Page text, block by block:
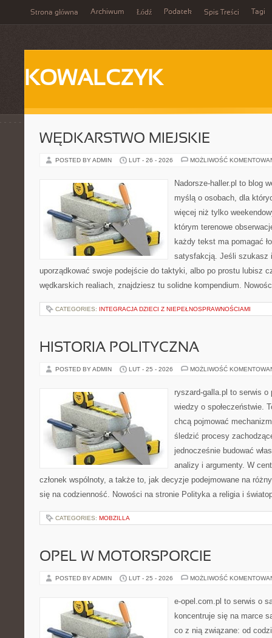
Strona główna Archiwum Łódź Podatek Spis Treści Tagi
KOWALCZYK
WĘDKARSTWO MIEJSKIE
POSTED BY ADMIN LUT - 26 - 2026 MOŻLIWOŚĆ
Nadorsze-haller.pl to blog
myślą o osobach, dla
więcej niż tylko
którym terenowe
każdy tekst ma pomagać
satysfakcją. Jeśli szukasz
uporządkować swoje podejście do taktyki, albo po prostu lubisz
wędkarskich realiach, znajdziesz tu solidne kompendium.
CATEGORIES: INTEGRACJA DZIECI Z NIEPEŁNOSPRAWNOŚCIAMI
HISTORIA POLITYCZNA
POSTED BY ADMIN LUT - 25 - 2026 MOŻLIWOŚĆ
ryszard-galla.pl to serwis
wiedzy o społeczeństwie.
chcą pojmować
śledzić procesy
jednocześnie budować
analizy i argumenty. W
członek wspólnoty, a także to, jak decyzje podejmowane na
się na codzienność. Nowości na stronie Polityka a religia i
CATEGORIES: MOBZILLA
OPEL W MOTORSPORCIE
POSTED BY ADMIN LUT - 25 - 2026 MOŻLIWOŚĆ
e-opel.com.pl to serwis o
koncentruje się na marce
co z nią związane: od